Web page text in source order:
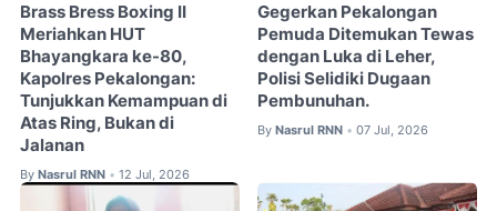
Brass Bress Boxing II
Meriahkan HUT
Bhayangkara ke-80,
Kapolres Pekalongan:
Tunjukkan Kemampuan di
Atas Ring, Bukan di
Jalanan
By Nasrul RNN • 12 Jul, 2026
Gegerkan Pekalongan
Pemuda Ditemukan Tewas
dengan Luka di Leher,
Polisi Selidiki Dugaan
Pembunuhan.
By Nasrul RNN • 07 Jul, 2026